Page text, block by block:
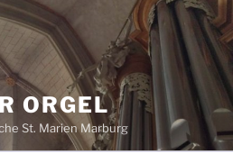
ORGEL
St. Marien Marburg